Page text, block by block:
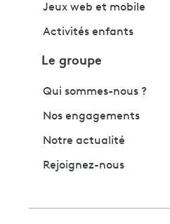
Jeux web et mobile
Activités enfants
Le groupe
Qui sommes-nous ?
Nos engagements
Notre actualité
Rejoignez-nous